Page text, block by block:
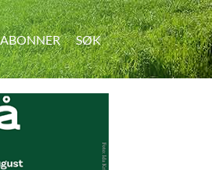
ABONNER SØK
SØK